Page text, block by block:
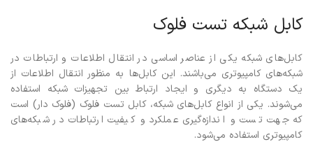
کابل شبکه تست فلوک
کابل‌های شبکه یکی از عناصر اساسی در انتقال اطلاعات و ارتباطات در
شبکه‌های کامپیوتری می‌باشند. این کابل‌ها به منظور انتقال اطلاعات از
یک دستگاه به دیگری و ایجاد ارتباط بین تجهیزات شبکه استفاده
می‌شوند. یکی از انواع کابل‌های شبکه، کابل تست فلوک (فلوک دار) است
که جهت تست و اندازه‌گیری عملکرد و کیفیت ارتباطات در شبکه‌های
کامپیوتری استفاده می‌شود.